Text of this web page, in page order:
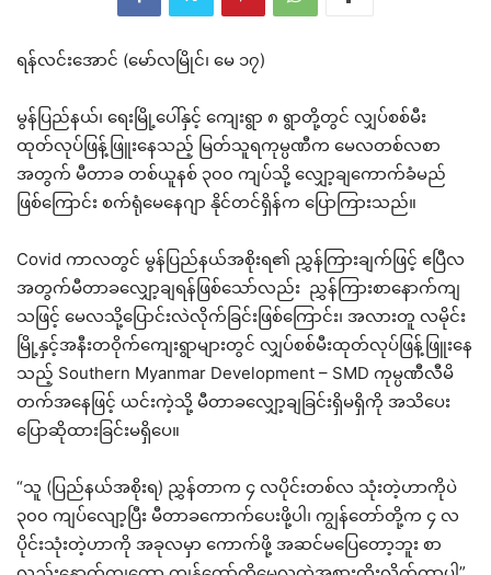
ရန်လင်းအောင် (မော်လမြိုင်၊ မေ ၁၇)
မွန်ပြည်နယ်၊ ရေးမြို့ပေါ်နှင့် ကျေးရွာ ၈ ရွာတို့တွင် လျှပ်စစ်မီး
ထုတ်လုပ်ဖြန့်ဖြူးနေသည့် မြတ်သူရကုမ္ပဏီက မေလတစ်လစာ
အတွက် မီတာခ တစ်ယူနစ် ၃၀၀ ကျပ်သို့ လျှော့ချကောက်ခံမည်
ဖြစ်ကြောင်း စက်ရုံမေနေဂျာ နိုင်တင်ရှိန်က ပြောကြားသည်။
Covid ကာလတွင် မွန်ပြည်နယ်အစိုးရ၏ ညွှန်ကြားချက်ဖြင့် ဧပြီလ
အတွက်မီတာခလျှော့ချရန်ဖြစ်သော်လည်း ညွှန်ကြားစာနောက်ကျ
သဖြင့် မေလသို့ပြောင်းလဲလိုက်ခြင်းဖြစ်ကြောင်း၊ အလားတူ လမိုင်း
မြို့နှင့်အနီးတဝိုက်ကျေးရွာများတွင် လျှပ်စစ်မီးထုတ်လုပ်ဖြန့်ဖြူးနေ
သည့် Southern Myanmar Development – SMD ကုမ္ပဏီလီမိ
တက်အနေဖြင့် ယင်းကဲ့သို့ မီတာခလျှော့ချခြင်းရှိမရှိကို အသိပေး
ပြောဆိုထားခြင်းမရှိပေ။
“သူ (ပြည်နယ်အစိုးရ) ညွှန်တာက ၄ လပိုင်းတစ်လ သုံးတဲ့ဟာကိုပဲ
၃၀၀ ကျပ်လျော့ပြီး မီတာခကောက်ပေးဖို့ပါ၊ ကျွန်တော်တို့က ၄ လ
ပိုင်းသုံးတဲ့ဟာကို အခုလမှာ ကောက်ဖို့ အဆင်မပြေတော့ဘူး စာ